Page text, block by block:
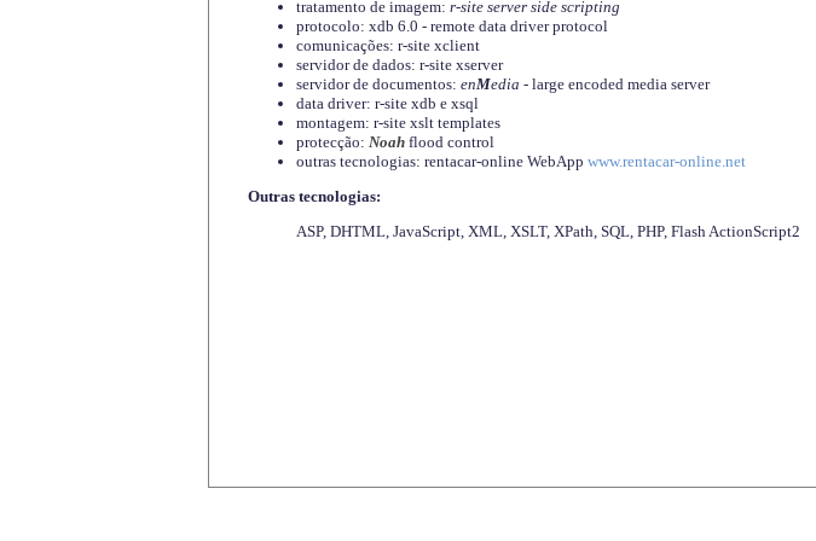
tratamento de imagem: r-site server side scripting
protocolo: xdb 6.0 - remote data driver protocol
comunicações: r-site xclient
servidor de dados: r-site xserver
servidor de documentos: enMedia - large encoded media server
data driver: r-site xdb e xsql
montagem: r-site xslt templates
protecção: Noahflood control
outras tecnologias: rentacar-online WebApp www.rentacar-online.net
Outras tecnologias:
ASP, DHTML, JavaScript, XML, XSLT, XPath, SQL, PHP, Flash ActionScript2